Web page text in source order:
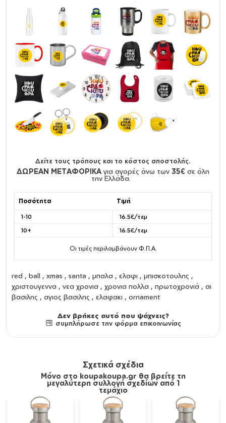
Δείτε τους τρόπους και το κόστος αποστολής.
ΔΩΡΕΑΝ ΜΕΤΑΦΟΡΙΚΑ για αγορές άνω των 35€ σε όλη
την Ελλάδα.
Ποσότητα Τιμή
1-10
16.5€/τεμ
10+
16.5€/τεμ
Οι τιμές περιλαμβάνουν Φ.Π.Α.
red , ball , xmas , santa , μπαλα , ελαφι , μπισκοτουλης ,
χριστουγεννα , νεα χρονια , χρονια πολλα , πρωτοχρονιά , αι
βασιλης , αγιος βασιλης , ελαφακι , ornament
Δεν βρήκες αυτό που ψάχνεις?
συμπλήρωσε την φόρμα επικοινωνίας
Σχετικά σχέδια
Μόνο στο koupakoupa.gr θα βρείτε τη
μεγαλύτερη συλλογή σχεδίων από 1
τεμάχιο